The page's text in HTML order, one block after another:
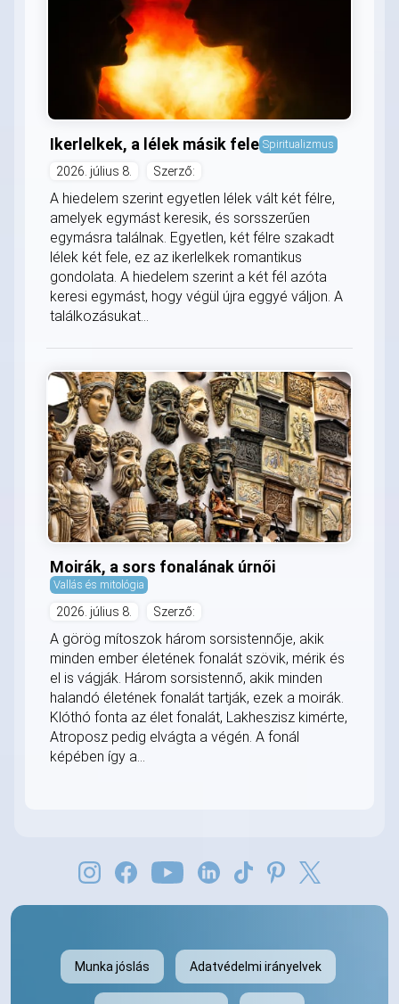
Ikerlelkek, a lélek másik fele Spiritualizmus
2026. július 8. Szerző:
A hiedelem szerint egyetlen lélek vált két félre,
amelyek egymást keresik, és sorsszerűen
egymásra találnak. Egyetlen, két félre szakadt
lélek két fele, ez az ikerlelkek romantikus
gondolata. A hiedelem szerint a két fél azóta
keresi egymást, hogy végül újra eggyé váljon. A
találkozásukat...
Moirák, a sors fonalának úrnői
Vallás és mitológia
2026. július 8. Szerző:
A görög mítoszok három sorsistennője, akik
minden ember életének fonalát szövik, mérik és
el is vágják. Három sorsistennő, akik minden
halandó életének fonalát tartják, ezek a moirák.
Klóthó fonta az élet fonalát, Lakheszisz kimérte,
Atroposz pedig elvágta a végén. A fonál
képében így a...
Munka jóslás Adatvédelmi irányelvek